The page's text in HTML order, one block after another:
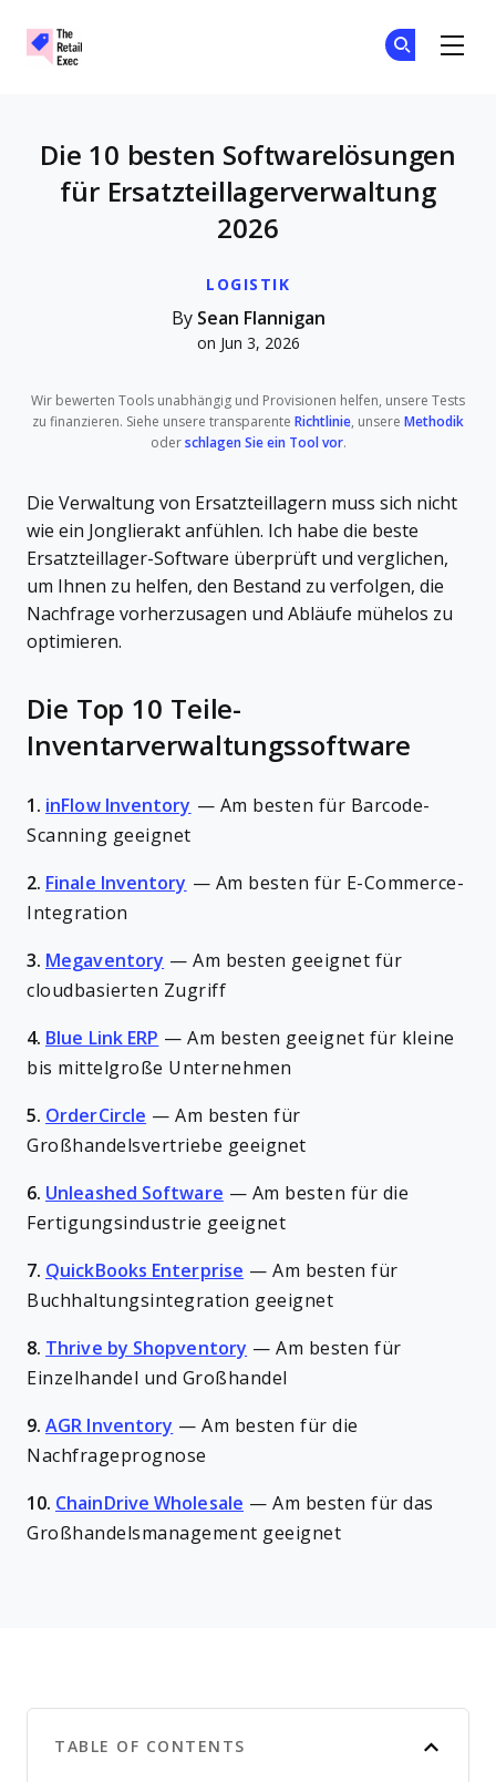
LOGISTIK
Die 10 besten Softwarelösungen
für Ersatzteillagerverwaltung
2026
By Sean Flannigan
on Jun 3, 2026
Wir bewerten Tools unabhängig und Provisionen helfen, unsere Tests
zu finanzieren. Siehe unsere transparente Richtlinie, unsere Methodik
oder schlagen Sie ein Tool vor.
Die Verwaltung von Ersatzteillagern muss sich nicht
wie ein Jonglierakt anfühlen. Ich habe die beste
Ersatzteillager-Software überprüft und verglichen,
um Ihnen zu helfen, den Bestand zu verfolgen, die
Nachfrage vorherzusagen und Abläufe mühelos zu
optimieren.
Die Top 10 Teile-
Inventarverwaltungssoftware
1. inFlow Inventory — Am besten für Barcode-
Scanning geeignet
2. Finale Inventory — Am besten für E-Commerce-
Integration
3. Megaventory —Am besten geeignet für
cloudbasierten Zugriff
4. Blue Link ERP —Am besten geeignet für kleine
bis mittelgroße Unternehmen
5. OrderCircle —Am besten für
Großhandelsvertriebe geeignet
6. Unleashed Software — Am besten für die
Fertigungsindustrie geeignet
7. QuickBooks Enterprise —Am besten für
Buchhaltungsintegration geeignet
8. Thrive by Shopventory —Am besten für
Einzelhandel und Großhandel
9. AGR Inventory —Am besten für die
Nachfrageprognose
10. ChainDrive Wholesale — Am besten für das
Großhandelsmanagement geeignet
TABLE OF CONTENTS